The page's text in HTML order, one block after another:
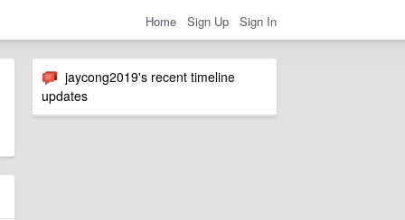
Home Sign Up Sign In
jaycong2019's recent timeline
updates